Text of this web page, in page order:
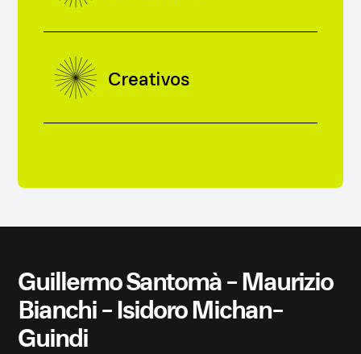
Creativos
Guillermo Santomà - Maurizio
Bianchi - Isidoro Michan-
Guindi